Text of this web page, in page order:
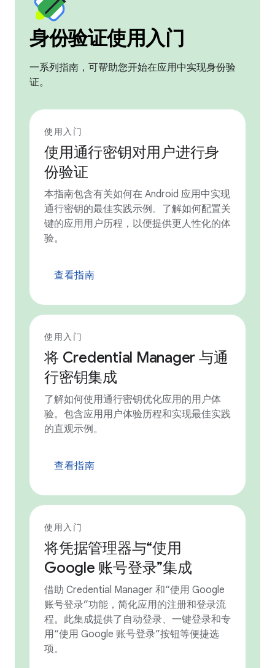
身份验证使用入门
一系列指南，可帮助您开始在应用中实现身份验
证。
使用入门
使用通行密钥对用户进行身
份验证
本指南包含有关如何在 Android 应用中实现
通行密钥的最佳实践示例。了解如何配置关
键的应用用户历程，以便提供更人性化的体
验。
查看指南
使用入门
将 Credential Manager 与通
行密钥集成
了解如何使用通行密钥优化应用的用户体
验。包含应用用户体验历程和实现最佳实践
的直观示例。
查看指南
使用入门
将凭据管理器与“使用
Google 账号登录”集成
借助 Credential Manager 和“使用 Google
账号登录”功能，简化应用的注册和登录流
程。此集成提供了自动登录、一键登录和专
用“使用 Google 账号登录”按钮等便捷选
项。